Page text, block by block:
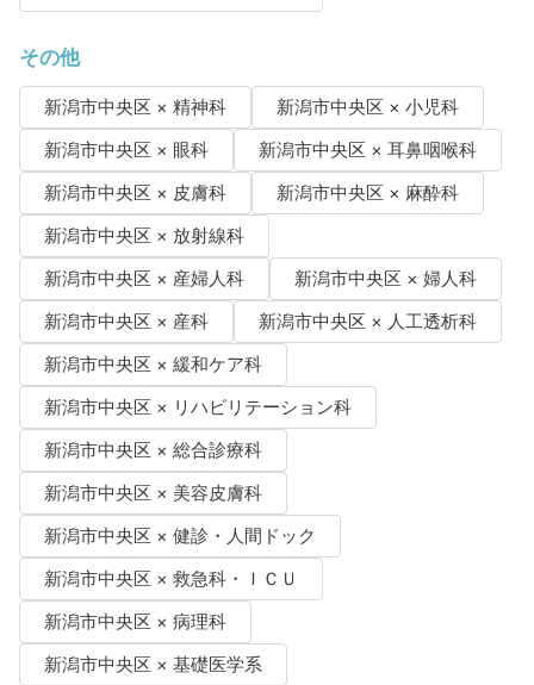
その他
新潟市中央区 × 精神科
新潟市中央区 × 小児科
新潟市中央区 × 眼科
新潟市中央区 × 耳鼻咽喉科
新潟市中央区 × 皮膚科
新潟市中央区 × 麻酔科
新潟市中央区 × 放射線科
新潟市中央区 × 産婦人科
新潟市中央区 × 婦人科
新潟市中央区 × 産科
新潟市中央区 × 人工透析科
新潟市中央区 × 緩和ケア科
新潟市中央区 × リハビリテーション科
新潟市中央区 × 総合診療科
新潟市中央区 × 美容皮膚科
新潟市中央区 × 健診・人間ドック
新潟市中央区 × 救急科・ＩＣＵ
新潟市中央区 × 病理科
新潟市中央区 × 基礎医学系